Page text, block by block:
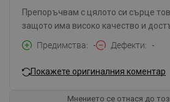
Препоръчвам с цялото си сърце
защото има високо качество и
Предимства
- Дефекти -
Покажете оригиналния коментар
Мнението се отнася до